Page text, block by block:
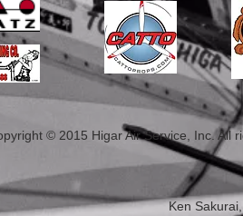
© 2015 Higar Air Service, Inc. All
Ken